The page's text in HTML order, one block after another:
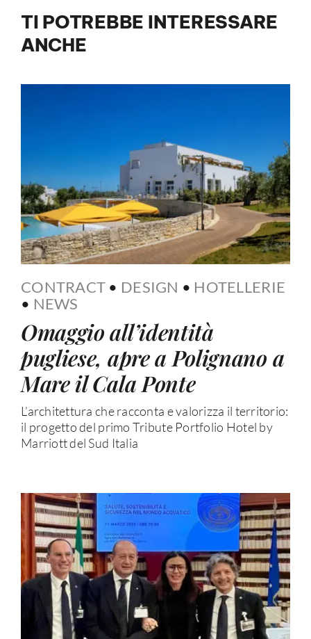
TI POTREBBE INTERESSARE
ANCHE
CONTRACT • DESIGN • HOTELLERIE
• NEWS
Omaggio all’identità
pugliese, apre a Polignano a
Mare il Cala Ponte
L’architettura che racconta e valorizza il territorio:
il progetto del primo Tribute Portfolio Hotel by
Marriott del Sud Italia